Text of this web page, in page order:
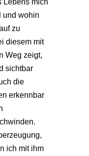
und wohin
zu
diesem mit
Weg zeigt,
sichtbar
die
erkennbar
ich mit ihm